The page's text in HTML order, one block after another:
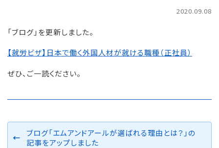
2020.09.08
「ブログ」を更新しました。
【就労ビザ】日本で働く外国人材が就ける職種（正社員）
ぜひ、ご一読ください。
ブログ「エムアンドアールが選ばれる理由とは？」の
記事をアップしました